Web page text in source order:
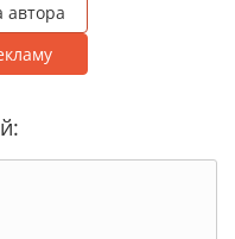
автора